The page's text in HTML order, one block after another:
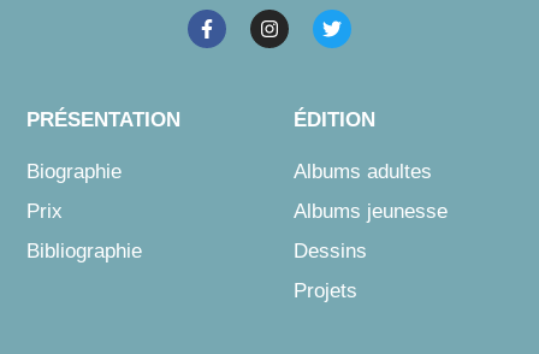
PRÉSENTATION
Biographie
Prix
Bibliographie
ÉDITION
Albums adultes
Albums jeunesse
Dessins
Projets